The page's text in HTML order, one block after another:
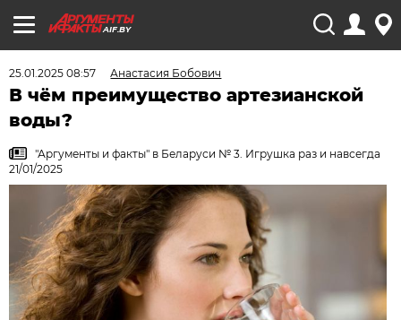
AIF.BY
25.01.2025 08:57 Анастасия Бобович
В чём преимущество артезианской
воды?
"Аргументы и факты" в Беларуси № 3. Игрушка раз и навсегда
21/01/2025